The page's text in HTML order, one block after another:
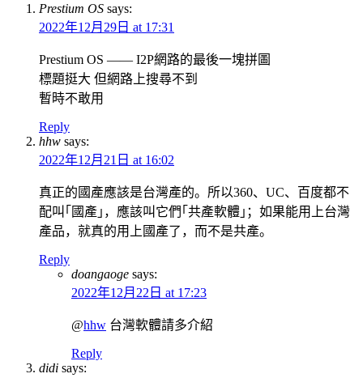
Prestium OS says:
2022年12月29日 at 17:31
Prestium OS —— I2P網路的最後一塊拼圖
標題挺大 但網路上搜尋不到
暫時不敢用
Reply
hhw says:
2022年12月21日 at 16:02
真正的國產應該是台灣產的。所以360、UC、百度都不
配叫｢國產｣，應該叫它們｢共產軟體｣；如果能用上台灣
產品，就真的用上國產了，而不是共產。
Reply
doangaoge says:
2022年12月22日 at 17:23
@hhw 台灣軟體請多介紹
Reply
didi says: